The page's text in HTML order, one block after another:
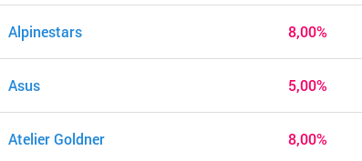
Alpinestars 8,00%
Asus 5,00%
Atelier Goldner 8,00%